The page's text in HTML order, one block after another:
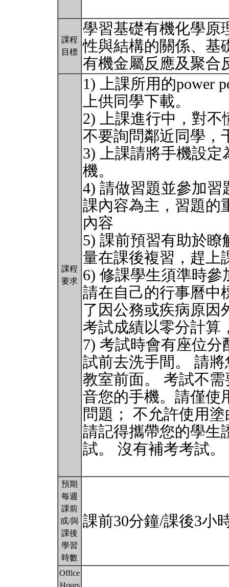
課程
目標
學習基礎有機化學原
性與結構的關係、基
有機金屬反應及聚合
課程
要求
1) 上課所用的power
上供同學下載。
2) 上課進行中，對
不要詢問鄰近同學，
3) 上課請將手機設
機。
4) 請做習題並參加
課內容為主，習題的
內容
5) 課前預習有助於
量在課後複習，趕上
6) 修課學生須準時
請在自己的行事曆中
了因公務或疾病原因
考試成績以零分計算
7) 考試時會有座位
試前去洗手間。 請
教室前面。 考試不
音您的手機。請僅使
問題； 不允許使用
請記得攜帶您的學生
試。 沒有補考考試。
預期
每週
課前
或/與
課後
學習
時數
課前30分鐘/課後3小
Office
Hours